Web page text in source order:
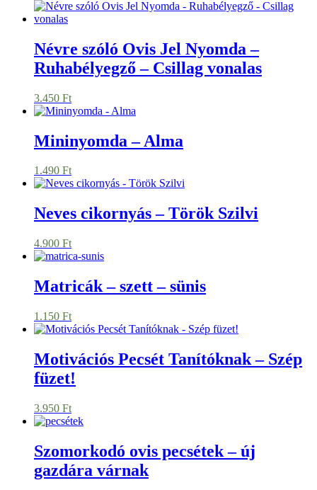
Névre szóló Ovis Jel Nyomda –
Ruhabélyegző – Csillag vonalas
3.450 Ft
Mininyomda – Alma
1.490 Ft
Neves cikornyás – Török Szilvi
4.900 Ft
Matricák – szett – sünis
1.150 Ft
Motivációs Pecsét Tanítóknak – Szép
füzet!
3.950 Ft
Szomorkodó ovis pecsétek – új
gazdára várnak